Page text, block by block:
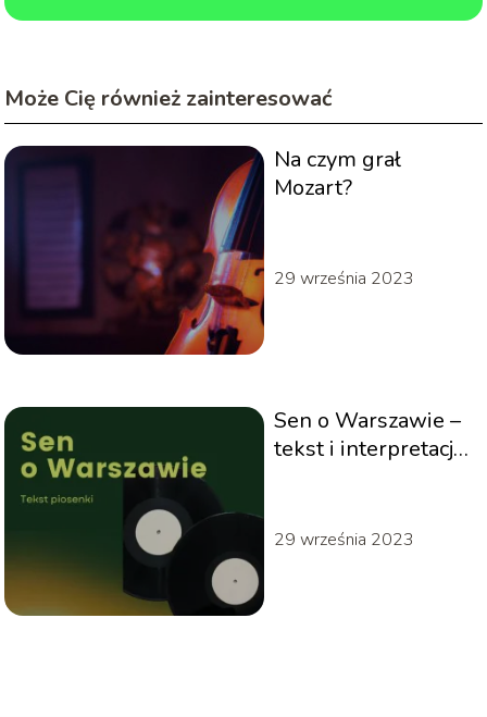
Może Cię również zainteresować
Na czym grał
Mozart?
29 września 2023
Sen o Warszawie –
tekst i interpretacja
29 września 2023